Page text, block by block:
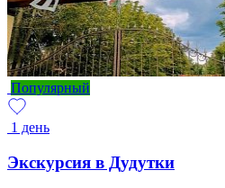
Популярный
1 день
Экскурсия в Дудутки